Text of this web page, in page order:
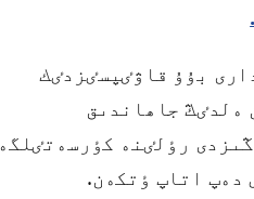
مەيرام قارساڭىندا پورتۋگالييانىڭ 2027-2028 جىلدارى بۇۇ قاۋٸپسٸزدٸك
ەلدٸڭ جاھاندىق
رٶلٸنە
دەپ اتاپ ٶتكەن.